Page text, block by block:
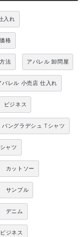
入れ
格
法 アパレル 卸問屋
パレル 小売店 仕入れ
ジネス
バングラデシュ Tシャツ
ャツ
カットソー
サンプル
デニム
ジネス